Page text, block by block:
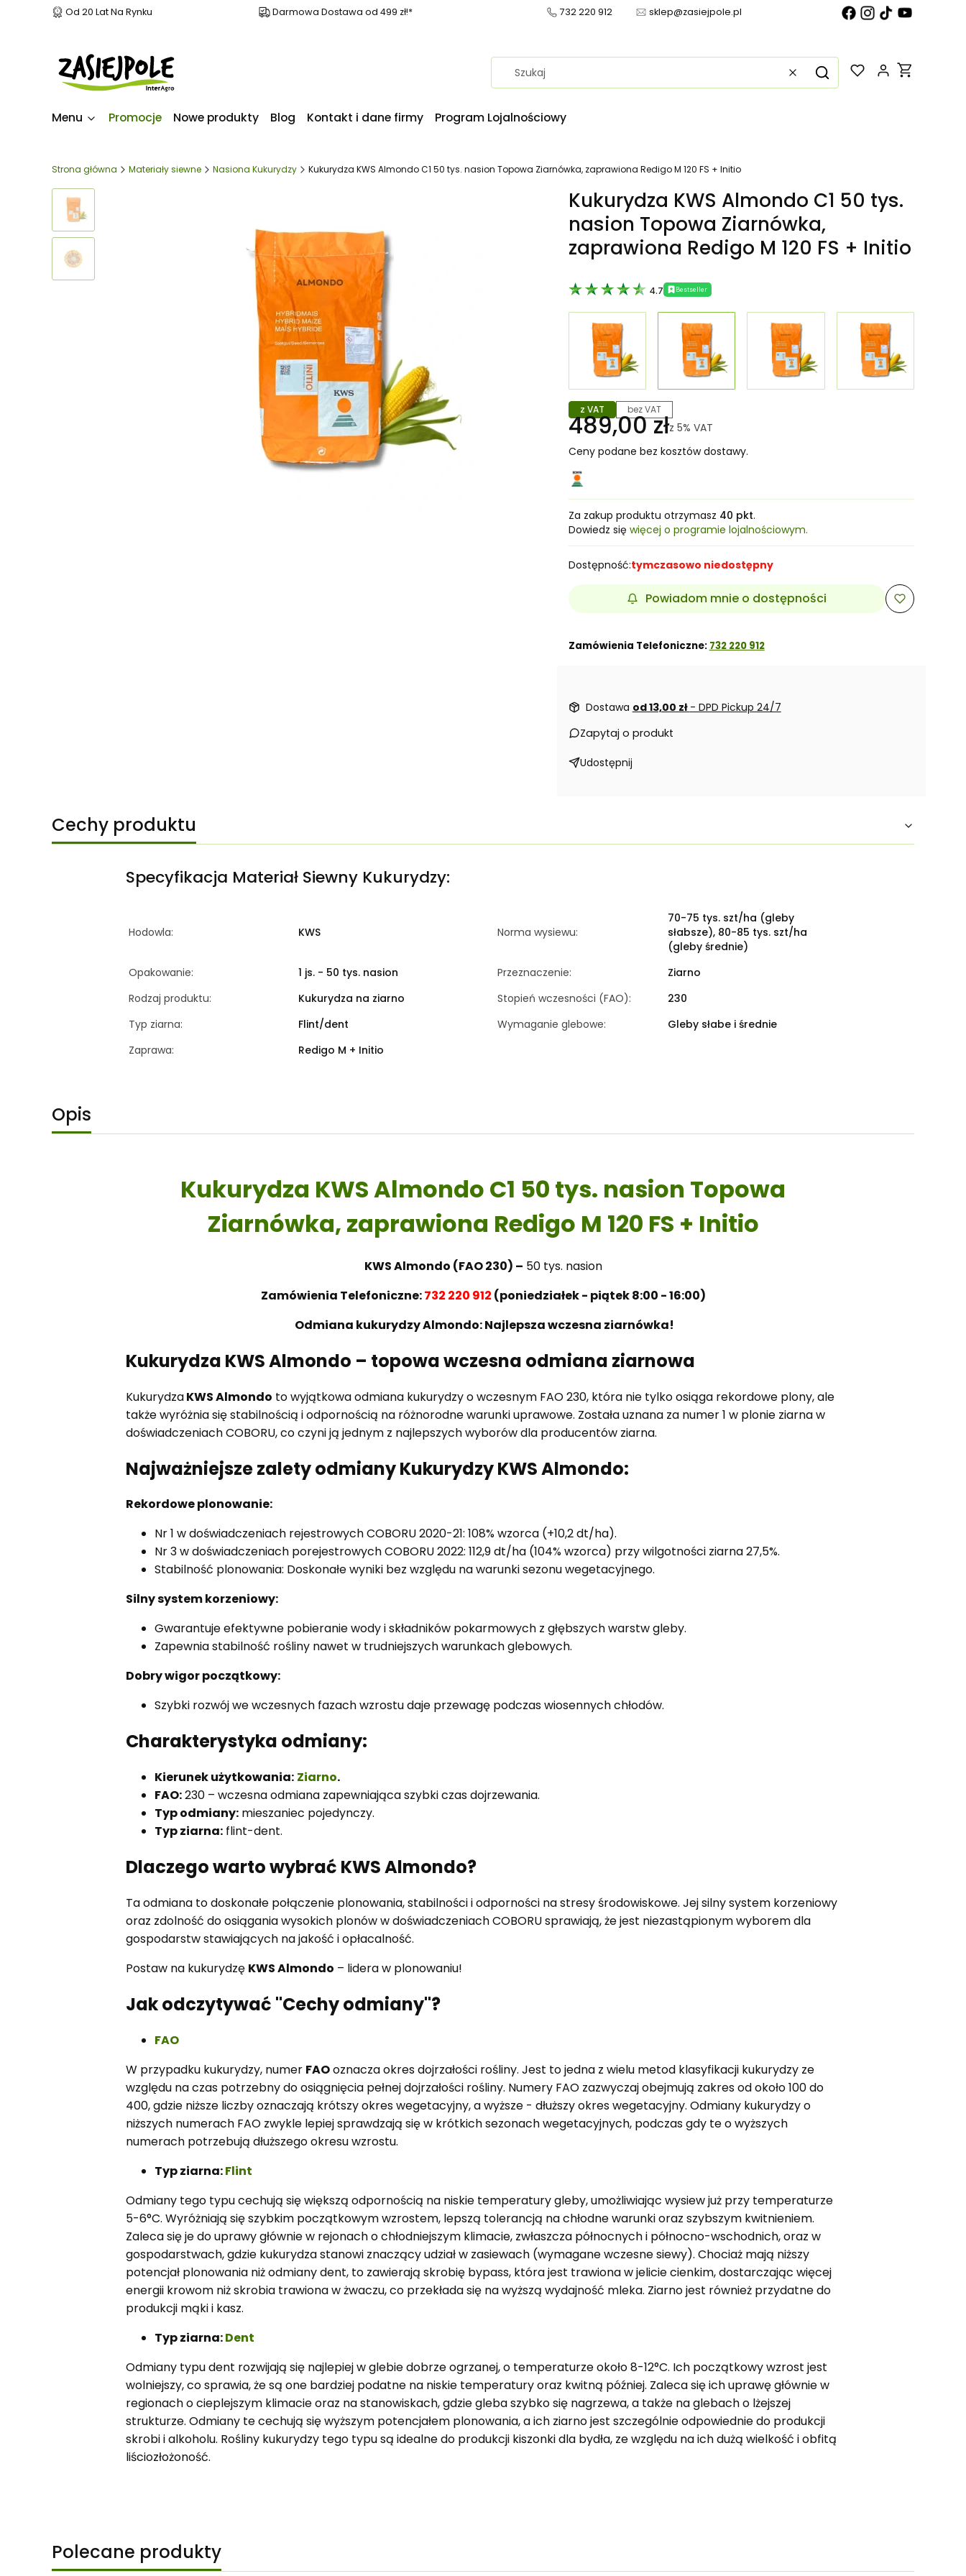
Od 20 Lat Na Rynku Darmowa Dostawa od 499 zł!* 732 220 912 sklep@zasiejpole.pl
WyczyśćSzukaj
Produkty w
Menu Promocje Nowe produkty Blog Kontakt i dane firmy Program Lojalnościowy
Strona główna Materiały siewne Nasiona Kukurydzy Kukurydza KWS Almondo C1 50 tys. nasion Topowa Ziarnówka, zaprawiona Redigo M 120 FS + Initio
Kukurydza KWS Almondo C1 50 tys.
nasion Topowa Ziarnówka,
zaprawiona Redigo M 120 FS + Initio
4.7 Bestseller
z VAT bez VAT
489,00 złz 5% VAT
Ceny podane bez kosztów dostawy.
Za zakup produktu otrzymasz 40 pkt.
Dowiedz się więcej o programie lojalnościowym.
Dostępność:tymczasowo niedostępny
Powiadom mnie o dostępności
Zamówienia Telefoniczne: 732 220 912
Dostawa od 13,00 zł - DPD Pickup 24/7
Zapytaj o produkt
Udostępnij
Cechy produktu
Specyfikacja Materiał Siewny Kukurydzy:
Hodowla: KWS Norma wysiewu:
70-75 tys. szt/ha (gleby
słabsze), 80-85 tys. szt/ha
(gleby średnie)
Opakowanie:
1 js. - 50 tys. nasion Przeznaczenie:
Ziarno
Rodzaj produktu:
Kukurydza na ziarno Stopień wczesności (FAO):
230
Typ ziarna:
Flint/dent Wymaganie glebowe:
Gleby słabe i średnie
Zaprawa:
Redigo M + Initio
Opis
Kukurydza KWS Almondo C1 50 tys. nasion Topowa
Ziarnówka, zaprawiona Redigo M 120 FS + Initio
KWS Almondo (FAO 230) – 50 tys. nasion
Zamówienia Telefoniczne:732 220 912 (poniedziałek - piątek 8:00 - 16:00)
Odmiana kukurydzy Almondo: Najlepsza wczesna ziarnówka!
Kukurydza KWS Almondo – topowa wczesna odmiana ziarnowa
KukurydzaKWS Almondo to wyjątkowa odmiana kukurydzy o wczesnym FAO 230, która nie tylko osiąga rekordowe plony, ale
także wyróżnia się stabilnością i odpornością na różnorodne warunki uprawowe. Została uznana za numer 1 w plonie ziarna w
doświadczeniach COBORU, co czyni ją jednym z najlepszych wyborów dla producentów ziarna.
Najważniejsze zalety odmiany Kukurydzy KWS Almondo:
Rekordowe plonowanie:
Nr 1 w doświadczeniach rejestrowych COBORU 2020-21: 108% wzorca (+10,2 dt/ha).
Nr 3 w doświadczeniach porejestrowych COBORU 2022: 112,9 dt/ha (104% wzorca) przy wilgotności ziarna 27,5%.
Stabilność plonowania: Doskonałe wyniki bez względu na warunki sezonu wegetacyjnego.
Silny system korzeniowy:
Gwarantuje efektywne pobieranie wody i składników pokarmowych z głębszych warstw gleby.
Zapewnia stabilność rośliny nawet w trudniejszych warunkach glebowych.
Dobry wigor początkowy:
Szybki rozwój we wczesnych fazach wzrostu daje przewagę podczas wiosennych chłodów.
Charakterystyka odmiany:
Kierunek użytkowania: Ziarno.
FAO:230 – wczesna odmiana zapewniająca szybki czas dojrzewania.
Typ odmiany:mieszaniec pojedynczy.
Typ ziarna:flint-dent.
Dlaczego warto wybrać KWS Almondo?
Ta odmiana to doskonałe połączenie plonowania, stabilności i odporności na stresy środowiskowe. Jej silny system korzeniowy
oraz zdolność do osiągania wysokich plonów w doświadczeniach COBORU sprawiają, że jest niezastąpionym wyborem dla
gospodarstw stawiających na jakość i opłacalność.
Postaw na kukurydzę KWS Almondo – lidera w plonowaniu!
Jak odczytywać "Cechy odmiany"?
FAO
W przypadku kukurydzy, numer FAOoznacza okres dojrzałości rośliny. Jest to jedna z wielu metod klasyfikacji kukurydzy ze
względu na czas potrzebny do osiągnięcia pełnej dojrzałości rośliny. Numery FAO zazwyczaj obejmują zakres od około 100 do
400, gdzie niższe liczby oznaczają krótszy okres wegetacyjny, a wyższe - dłuższy okres wegetacyjny. Odmiany kukurydzy o
niższych numerach FAO zwykle lepiej sprawdzają się w krótkich sezonach wegetacyjnych, podczas gdy te o wyższych
numerach potrzebują dłuższego okresu wzrostu.
Typ ziarna:Flint
Odmiany tego typu cechują się większą odpornością na niskie temperatury gleby, umożliwiając wysiew już przy temperaturze
5-6°C. Wyróżniają się szybkim początkowym wzrostem, lepszą tolerancją na chłodne warunki oraz szybszym kwitnieniem.
Zaleca się je do uprawy głównie w rejonach o chłodniejszym klimacie, zwłaszcza północnych i północno-wschodnich, oraz w
gospodarstwach, gdzie kukurydza stanowi znaczący udział w zasiewach (wymagane wczesne siewy). Chociaż mają niższy
potencjał plonowania niż odmiany dent, to zawierają skrobię bypass, która jest trawiona w jelicie cienkim, dostarczając więcej
energii krowom niż skrobia trawiona w żwaczu, co przekłada się na wyższą wydajność mleka. Ziarno jest również przydatne do
produkcji mąki i kasz.
Typ ziarna:Dent
Odmiany typu dent rozwijają się najlepiej w glebie dobrze ogrzanej, o temperaturze około 8-12°C. Ich początkowy wzrost jest
wolniejszy, co sprawia, że są one bardziej podatne na niskie temperatury oraz kwitną później. Zaleca się ich uprawę głównie w
regionach o cieplejszym klimacie oraz na stanowiskach, gdzie gleba szybko się nagrzewa, a także na glebach o lżejszej
strukturze. Odmiany te cechują się wyższym potencjałem plonowania, a ich ziarno jest szczególnie odpowiednie do produkcji
skrobi i alkoholu. Rośliny kukurydzy tego typu są idealne do produkcji kiszonki dla bydła, ze względu na ich dużą wielkość i obfitą
liściozłożoność.
Polecane produkty